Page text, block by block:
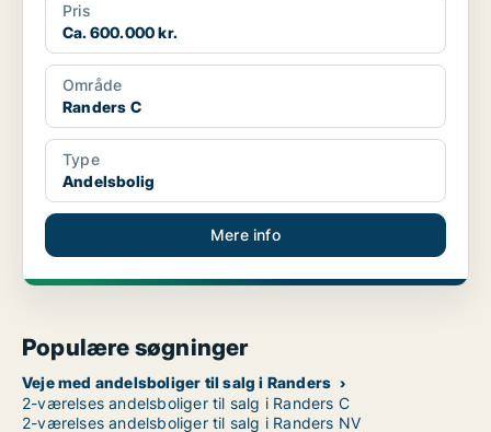
Pris
Ca. 600.000 kr.
Område
Randers C
Type
Andelsbolig
Mere info
Populære søgninger
Veje med andelsboliger til salg i Randers
2-værelses andelsboliger til salg i Randers C
2-værelses andelsboliger til salg i Randers NV